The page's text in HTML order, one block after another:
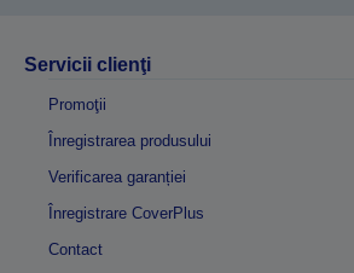
Servicii clienţi
Promoţii
Înregistrarea produsului
Verificarea garanției
Înregistrare CoverPlus
Contact